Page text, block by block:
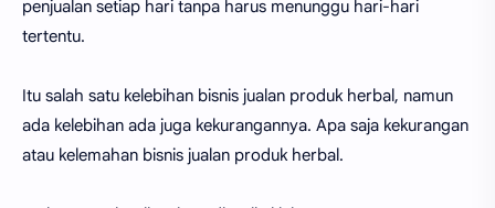
penjualan setiap hari tanpa harus menunggu hari-hari
tertentu.
Itu salah satu kelebihan bisnis jualan produk herbal, namun
ada kelebihan ada juga kekurangannya. Apa saja kekurangan
atau kelemahan bisnis jualan produk herbal.